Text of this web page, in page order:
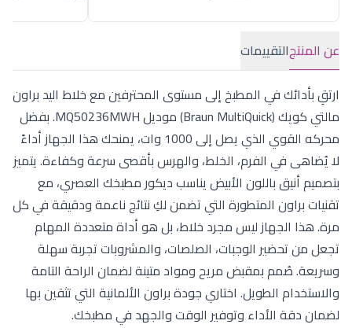
عن المنتجالتقييمات
ارتقِ بأدائك في المطبخ إلى مستوى المحترفين مع خلاط اليد براون
مالتي كويك (Braun MultiQuick) موديل MQ50236MWH. بفضل
محركه القوي الذي يصل إلى 1000 وات، يمنحك هذا الجهاز أداءً
لا يُضاهى في الفرم، الخلط، والهرس بأقصى سرعة وكفاءة. يتميز
بتصميم أنيق باللون الأبيض يناسب ديكور مطبخك العصري، مع
تقنيات براون المتطورة التي تضمن لكِ نتائج ناعمة ودقيقة في كل
مرة. هذا الجهاز ليس مجرد خلاط، بل هو أداة متعددة المهام
تجعل من تحضير الوجبات، الصلصات، والمشروبات تجربة سهلة
وسريعة. صُمم بمقبض مريح ومواد متينة لضمان الراحة التامة
والاستخدام الطويل. اختاري جودة براون الألمانية التي تثقين بها
لضمان دقة الأداء وتوفير الوقت والجهد في مطبخك.